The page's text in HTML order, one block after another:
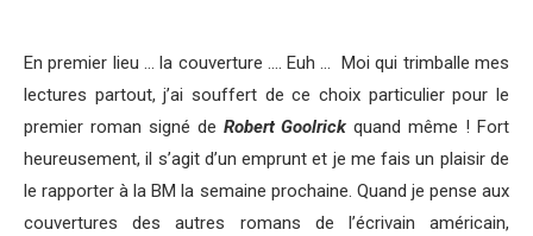
En premier lieu … la couverture …. Euh … Moi qui trimballe mes
lectures partout, j’ai souffert de ce choix particulier pour le
premier roman signé de Robert Goolrick quand même ! Fort
heureusement, il s’agit d’un emprunt et je me fais un plaisir de
le rapporter à la BM la semaine prochaine. Quand je pense aux
couvertures des autres romans de l’écrivain américain,